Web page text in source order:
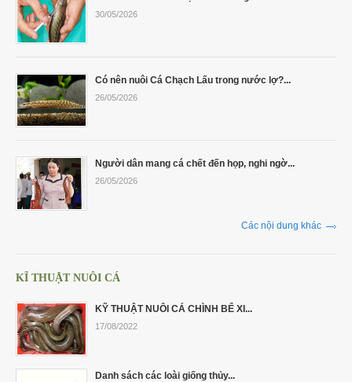
30/05/2026
Có nên nuôi Cá Chạch Lấu trong nước lợ?...
26/05/2026
Người dân mang cá chết đến họp, nghi ngờ...
26/05/2026
Các nội dung khác
KĨ THUẬT NUÔI CÁ
KỸ THUẬT NUÔI CÁ CHÌNH BỂ XI...
17/08/2022
Danh sách các loài giống thủy...